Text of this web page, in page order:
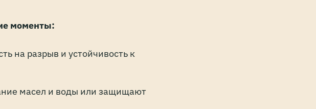
моменты:
на разрыв и устойчивость к
масел и воды или защищают